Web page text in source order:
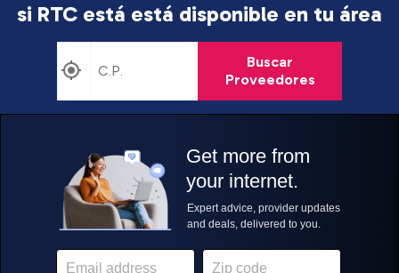
si RTC está está disponible en tu área
Buscar
Proveedores